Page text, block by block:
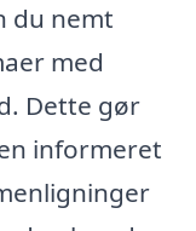
du nemt
med
Dette gør
informeret